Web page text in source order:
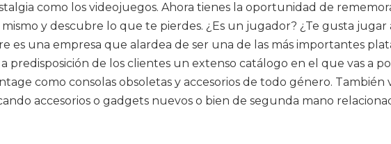
como los videojuegos. Ahora tienes la oportunidad de
y descubre lo que te pierdes. ¿Es un jugador? ¿Te gusta jugar
es una empresa que alardea de ser una de las más importantes
predisposición de los clientes un extenso catálogo en el que vas a
como consolas obsoletas y accesorios de todo género.
accesorios o gadgets nuevos o bien de segunda mano